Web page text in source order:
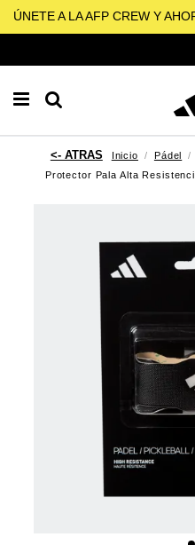
ÚNETE A LA AFP CREW Y
Inicio Pádel
Protector Pala Alta